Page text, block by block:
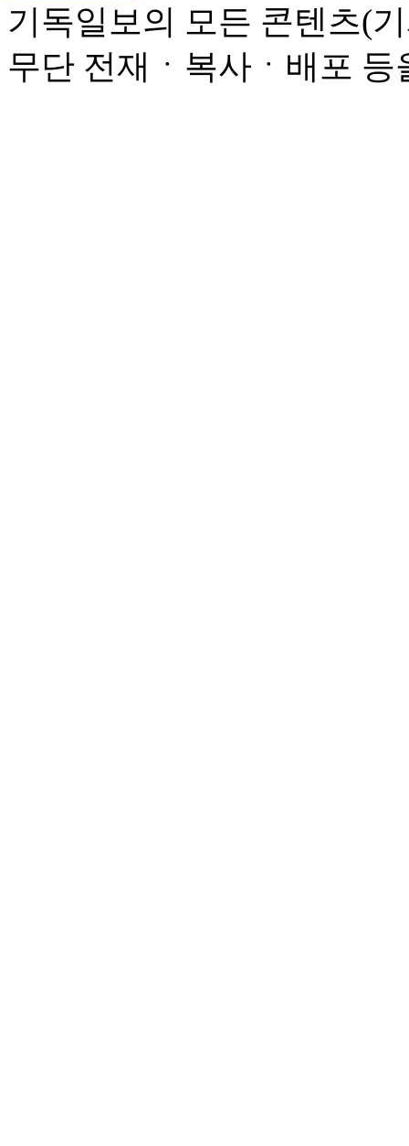
기독일보의 모든 콘텐츠(
무단 전재ㆍ복사ㆍ배포 등